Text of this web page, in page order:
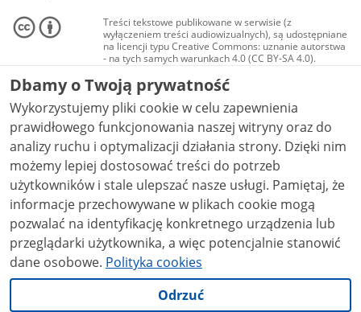
Treści tekstowe publikowane w serwisie (z
wyłączeniem treści audiowizualnych), są udostępniane
na licencji typu Creative Commons: uznanie autorstwa
- na tych samych warunkach 4.0 (CC BY-SA 4.0).
Materiały audiowizualne, w tym zdjęcia, materiały
audio i wideo, są udostępniane na licencji typu
Creative Commons: uznanie autorstwa użycie
niekomercyjne - bez utworów zależnych 4.0 (CC BY-
NC-ND 4.0), o ile nie jest to stwierdzone inaczej.
Dbamy o Twoją prywatność
Wykorzystujemy pliki cookie w celu zapewnienia
prawidłowego funkcjonowania naszej witryny oraz do
analizy ruchu i optymalizacji działania strony. Dzięki nim
możemy lepiej dostosować treści do potrzeb
użytkowników i stale ulepszać nasze usługi. Pamiętaj, że
informacje przechowywane w plikach cookie mogą
pozwalać na identyfikację konkretnego urządzenia lub
przeglądarki użytkownika, a więc potencjalnie stanowić
dane osobowe. Polityka cookies
Odrzuć